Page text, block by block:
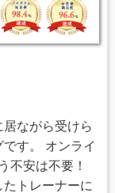
ながら受けら
す。 オンライ
不安は不要！
トレーナーに